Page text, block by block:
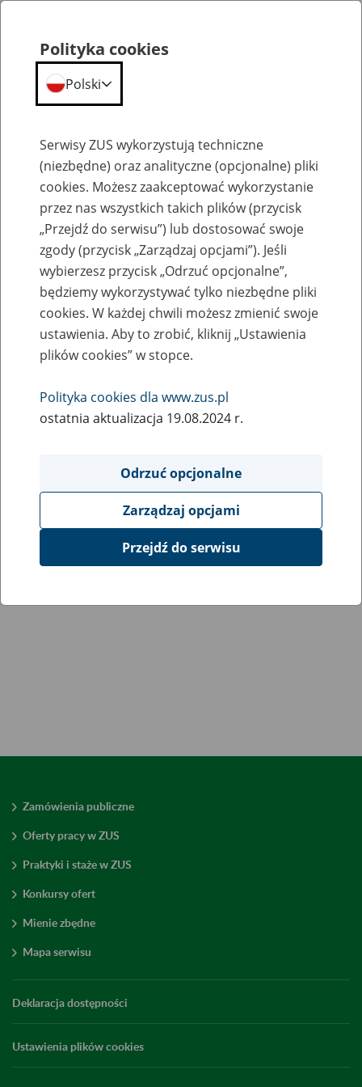
Przepraszamy,
podana strona nie została znaleziona.
Błąd 404
Przejdź do strony głównej
Zamówienia publiczne
Oferty pracy w ZUS
Praktyki i staże w ZUS
Konkursy ofert
Mienie zbędne
Mapa serwisu
Deklaracja dostępności
Ustawienia plików cookies
Polityka cookies
Polski
Serwisy ZUS wykorzystują techniczne
(niezbędne) oraz analityczne (opcjonalne) pliki
cookies. Możesz zaakceptować wykorzystanie
przez nas wszystkich takich plików (przycisk
„Przejdź do serwisu”) lub dostosować swoje
zgody (przycisk „Zarządzaj opcjami”). Jeśli
wybierzesz przycisk „Odrzuć opcjonalne”,
będziemy wykorzystywać tylko niezbędne pliki
cookies. W każdej chwili możesz zmienić swoje
ustawienia. Aby to zrobić, kliknij „Ustawienia
plików cookies” w stopce.
Polityka cookies dla www.zus.pl
ostatnia aktualizacja 19.08.2024 r.
Odrzuć opcjonalne
Zarządzaj opcjami
Przejdź do serwisu